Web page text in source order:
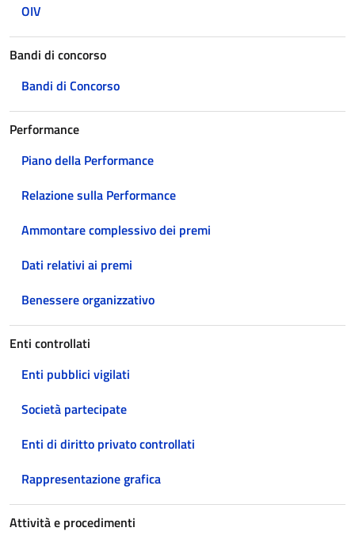
OIV
Bandi di concorso
Bandi di Concorso
Performance
Piano della Performance
Relazione sulla Performance
Ammontare complessivo dei premi
Dati relativi ai premi
Benessere organizzativo
Enti controllati
Enti pubblici vigilati
Società partecipate
Enti di diritto privato controllati
Rappresentazione grafica
Attività e procedimenti